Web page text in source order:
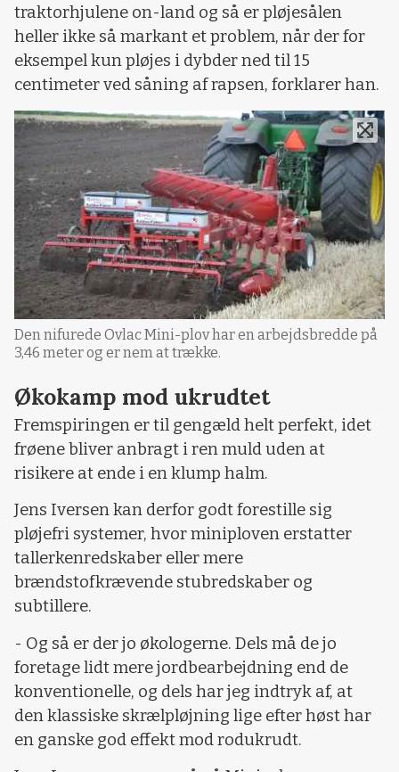
traktorhjulene on-land og så er pløjesålen
heller ikke så markant et problem, når der for
eksempel kun pløjes i dybder ned til 15
centimeter ved såning af rapsen, forklarer han.
Den nifurede Ovlac Mini-plov har en arbejdsbredde på
3,46 meter og er nem at trække.
Økokamp mod ukrudtet
Fremspiringen er til gengæld helt perfekt, idet
frøene bliver anbragt i ren muld uden at
risikere at ende i en klump halm.
Jens Iversen kan derfor godt forestille sig
pløjefri systemer, hvor miniploven erstatter
tallerkenredskaber eller mere
brændstofkrævende stubredskaber og
subtillere.
- Og så er der jo økologerne. Dels må de jo
foretage lidt mere jordbearbejdning end de
konventionelle, og dels har jeg indtryk af, at
den klassiske skrælpløjning lige efter høst har
en ganske god effekt mod rodukrudt.